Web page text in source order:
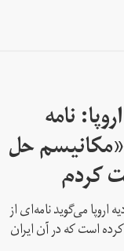
نامه
حل
کردم
می‌گوید نامه‌ای از
است که در آن ایران